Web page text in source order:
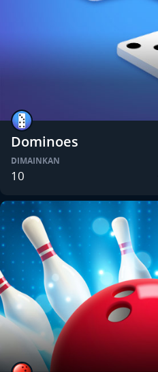
Dominoes
DIMAINKAN
10